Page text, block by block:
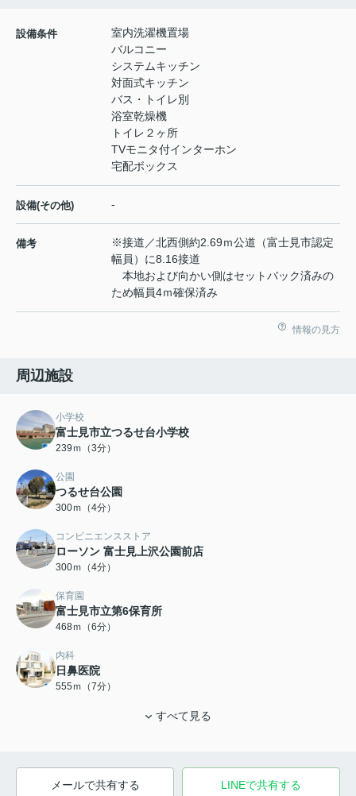
設備条件
室内洗濯機置場
バルコニー
システムキッチン
対面式キッチン
バス・トイレ別
浴室乾燥機
トイレ２ヶ所
TVモニタ付インターホン
宅配ボックス
設備(その他) -
備考
※接道／北西側約2.69ｍ公道（富士見市認定
幅員）に8.16接道
本地および向かい側はセットバック済みの
ため幅員4ｍ確保済み
情報の見方
周辺施設
小学校
富士見市立つるせ台小学校
239ｍ（3分）
公園
つるせ台公園
300ｍ（4分）
コンビニエンスストア
ローソン 富士見上沢公園前店
300ｍ（4分）
保育園
富士見市立第6保育所
468ｍ（6分）
内科
日鼻医院
555ｍ（7分）
すべて見る
メールで共有する LINEで共有する